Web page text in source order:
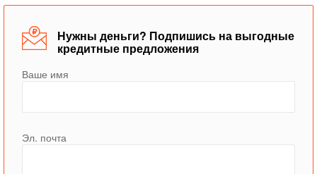
Нужны деньги? Подпишись на выгодные
кредитные предложения
Ваше имя
Эл. почта